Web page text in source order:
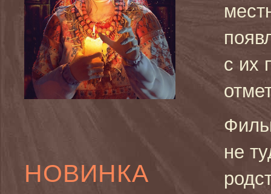
НОВИНКА
с их
не